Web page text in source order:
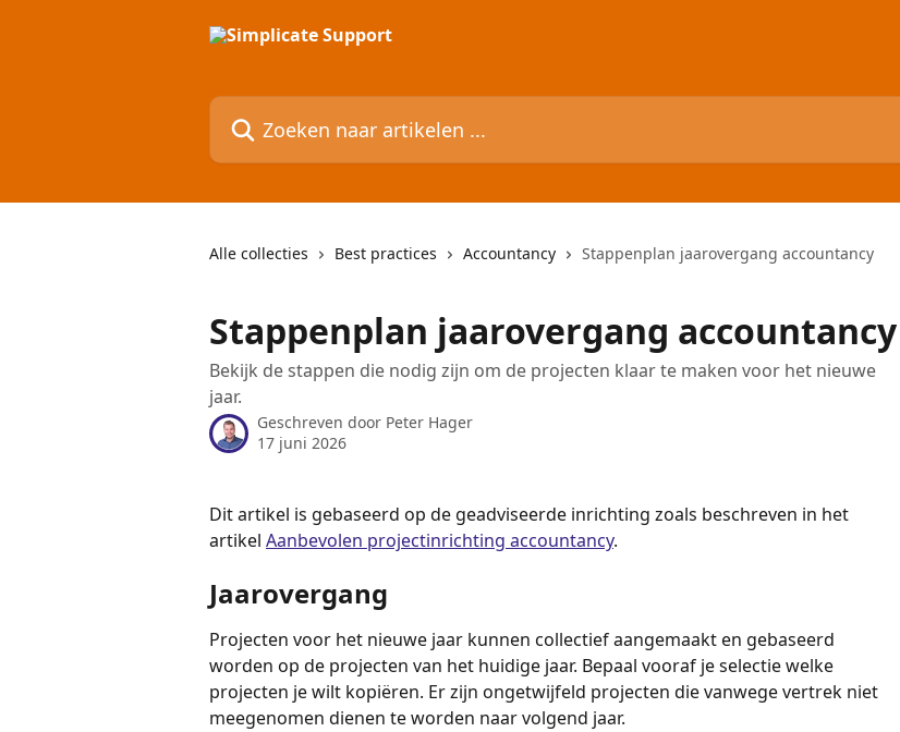
Zoeken naar artikelen ...
Alle collecties Best practices Accountancy Stappenplan jaarovergang accountancy
Stappenplan jaarovergang accountancy
Bekijk de stappen die nodig zijn om de projecten klaar te maken voor het nieuwe
jaar.
Geschreven door Peter Hager
17 juni 2026
Dit artikel is gebaseerd op de geadviseerde inrichting zoals beschreven in het
artikel Aanbevolen projectinrichting accountancy.
Jaarovergang
Projecten voor het nieuwe jaar kunnen collectief aangemaakt en gebaseerd
worden op de projecten van het huidige jaar. Bepaal vooraf je selectie welke
projecten je wilt kopiëren. Er zijn ongetwijfeld projecten die vanwege vertrek niet
meegenomen dienen te worden naar volgend jaar.